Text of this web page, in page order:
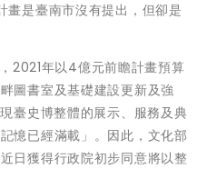
畫是臺南市沒有提出，但卻是
2021年以4億元前瞻計畫預算
圖書室及基礎建設更新及強
臺史博整體的展示、服務及典
憶已經滿載」。因此，文化部
日獲得行政院初步同意將以整